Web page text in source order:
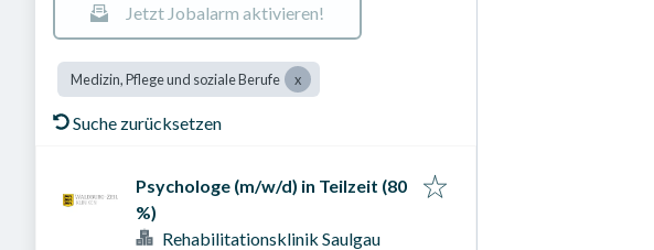
Jetzt Jobalarm aktivieren!
Medizin, Pflege und soziale Berufe
Suche zurücksetzen
Psychologe (m/w/d) in Teilzeit (80
%)
Rehabilitationsklinik Saulgau